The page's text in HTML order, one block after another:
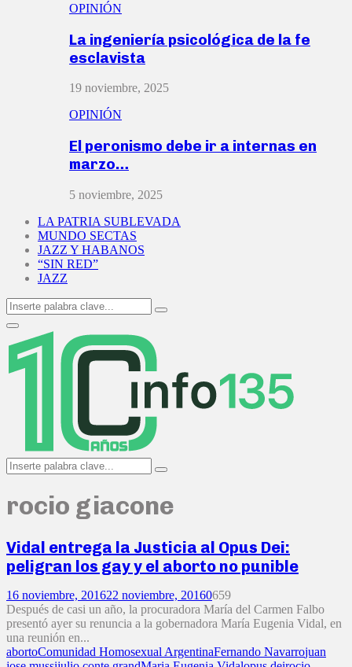
OPINIÓN
La ingeniería psicológica de la fe
esclavista
19 noviembre, 2025
OPINIÓN
El peronismo debe ir a internas en
marzo…
5 noviembre, 2025
LA PATRIA SUBLEVADA
MUNDO SECTAS
JAZZ Y HABANOS
“SIN RED”
JAZZ
Search
for:
Search
Primary
Menu
Search
for:
Search
rocio giacone
Vidal entrega la Justicia al Opus Dei:
peligran los gay y el aborto no punible
16 noviembre, 201622 noviembre, 20160659
Después de casi un año, la procuradora María del Carmen Falbo
presentó ayer su renuncia a la gobernadora María Eugenia Vidal, en
una reunión en...
abortoComunidad Homosexual ArgentinaFernando Navarrojuan